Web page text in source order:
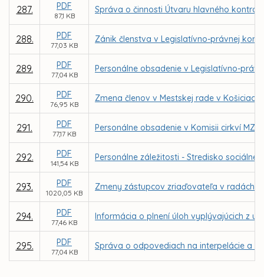
287. PDF
87,1 KB
Správa o činnosti Útvaru hlavného
288. PDF
77,03 KB
Zánik členstva v Legislatívno-právnej
289. PDF
77,04 KB
Personálne obsadenie v Legislatívno-
290. PDF
76,95 KB
Zmena členov v Mestskej rade v Košiciach
291. PDF
77,17 KB
Personálne obsadenie v Komisii cirkví MZ
292. PDF
141,54 KB
Personálne záležitosti - Stredisko
293. PDF
1020,05 KB
Zmeny zástupcov zriaďovateľa v radách
294. PDF
77,46 KB
Informácia o plnení úloh vyplývajúcich z
295. PDF
77,04 KB
Správa o odpovediach na interpelácie a